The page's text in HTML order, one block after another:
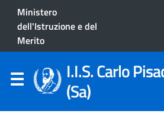
Ministero
dell'Istruzione e del
Merito
I.I.S. Carlo
(Sa)